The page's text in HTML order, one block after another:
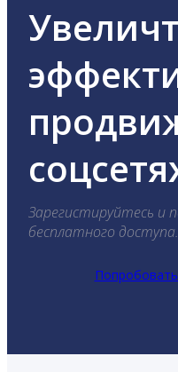
Зарегистируйтесь и
бесплатного доступа.